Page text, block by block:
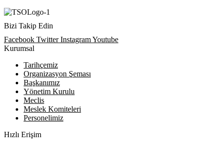
Bizi Takip Edin
Facebook Twitter InstagramYoutube
Kurumsal
Tarihçemiz
Organizasyon Şeması
Başkanımız
Yönetim Kurulu
Meclis
Meslek Komiteleri
Personelimiz
Hızlı Erişim